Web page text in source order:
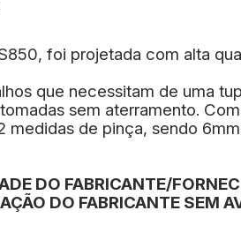
foi projetada com alta
que necessitam de uma
sem aterramento.
de pinça, sendo
DO FABRICANTE/
DO FABRICANTE SEM